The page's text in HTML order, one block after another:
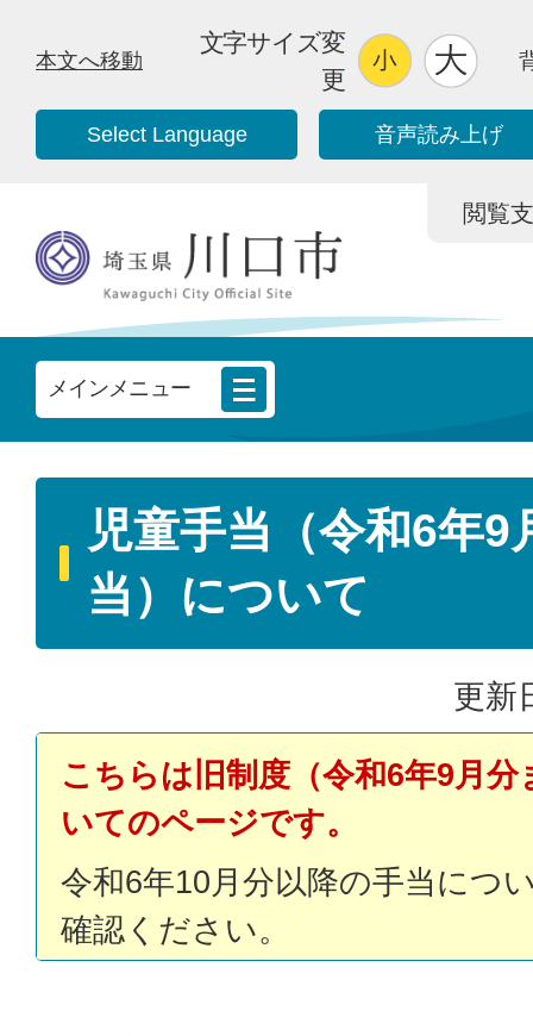
本文へ移動
文字サイズ変
更
Select Language 音声読み上げ
閲覧
メインメニュー
児童手当（令和6年9
当）について
更新
こちらは旧制度（令和6年9月
いてのページです。
令和6年10月分以降の手当につ
確認ください。